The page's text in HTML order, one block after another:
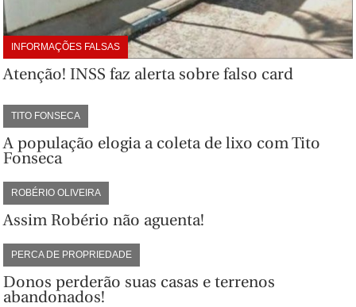
INFORMAÇÕES FALSAS
Atenção! INSS faz alerta sobre falso card
TITO FONSECA
A população elogia a coleta de lixo com Tito
Fonseca
ROBÉRIO OLIVEIRA
Assim Robério não aguenta!
PERCA DE PROPRIEDADE
Donos perderão suas casas e terrenos
abandonados!